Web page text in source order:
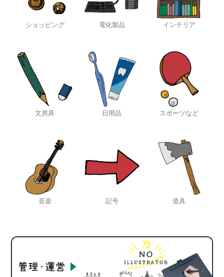
ショッピング 電化製品 インテリア
文房具 日用品 スポーツなど
音楽 記号 道具